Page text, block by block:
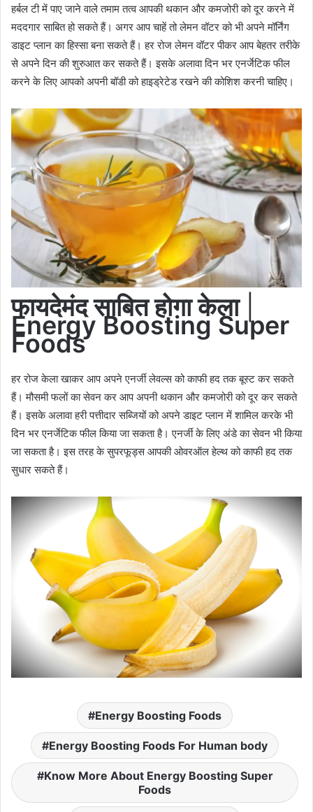
हर्बल टी में पाए जाने वाले तमाम तत्व आपकी थकान और कमजोरी को दूर करने में
मददगार साबित हो सकते हैं। अगर आप चाहें तो लेमन वॉटर को भी अपने मॉर्निंग
डाइट प्लान का हिस्सा बना सकते हैं। हर रोज लेमन वॉटर पीकर आप बेहतर तरीके
से अपने दिन की शुरुआत कर सकते हैं। इसके अलावा दिन भर एनर्जेटिक फील
करने के लिए आपको अपनी बॉडी को हाइड्रेटेड रखने की कोशिश करनी चाहिए।
फायदेमंद साबित होगा केला|
Energy Boosting Super
Foods
हर रोज केला खाकर आप अपने एनर्जी लेवल्स को काफी हद तक बूस्ट कर सकते
हैं। मौसमी फलों का सेवन कर आप अपनी थकान और कमजोरी को दूर कर सकते
हैं। इसके अलावा हरी पत्तीदार सब्जियों को अपने डाइट प्लान में शामिल करके भी
दिन भर एनर्जेटिक फील किया जा सकता है। एनर्जी के लिए अंडे का सेवन भी किया
जा सकता है। इस तरह के सुपरफूड्स आपकी ओवरऑल हेल्थ को काफी हद तक
सुधार सकते हैं।
Energy Boosting Foods
Energy Boosting Foods For Human body
Know More About Energy Boosting Super
Foods